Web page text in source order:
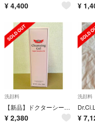
¥ 4,400 ¥
洗顔料
【新品】ドクターシーラボ クレンジングゲル スーパーセンシティブ EX 120g
¥ 2,380
洗顔料
¥